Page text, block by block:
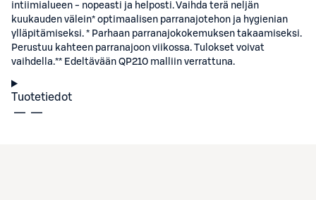
intiimialueen - nopeasti ja helposti. Vaihda terä neljän
kuukauden välein* optimaalisen parranajotehon ja hygienian
ylläpitämiseksi. * Parhaan parranajokokemuksen takaamiseksi.
Perustuu kahteen parranajoon viikossa. Tulokset voivat
vaihdella.** Edeltävään QP210 malliin verrattuna.
Tuotetiedot